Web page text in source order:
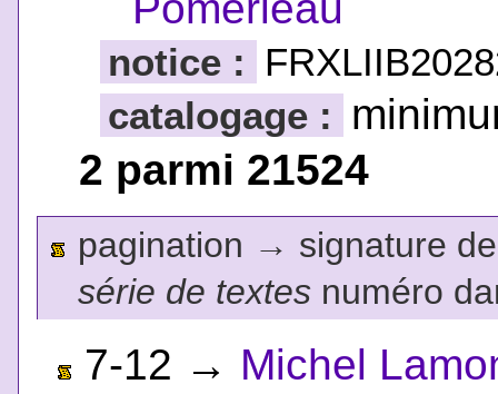
notice :
catalogage :
2 parmi 21524
pagination → signature
série de textesnuméro
7-12 → Michel